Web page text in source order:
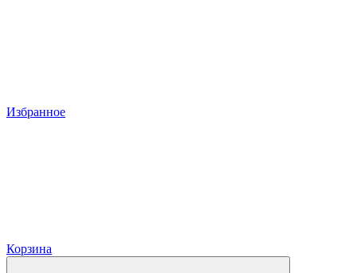
Избранное
Корзина